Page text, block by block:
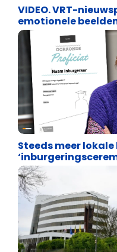
VIDEO. VRT-
emotionele
Binnenland
Steeds meer